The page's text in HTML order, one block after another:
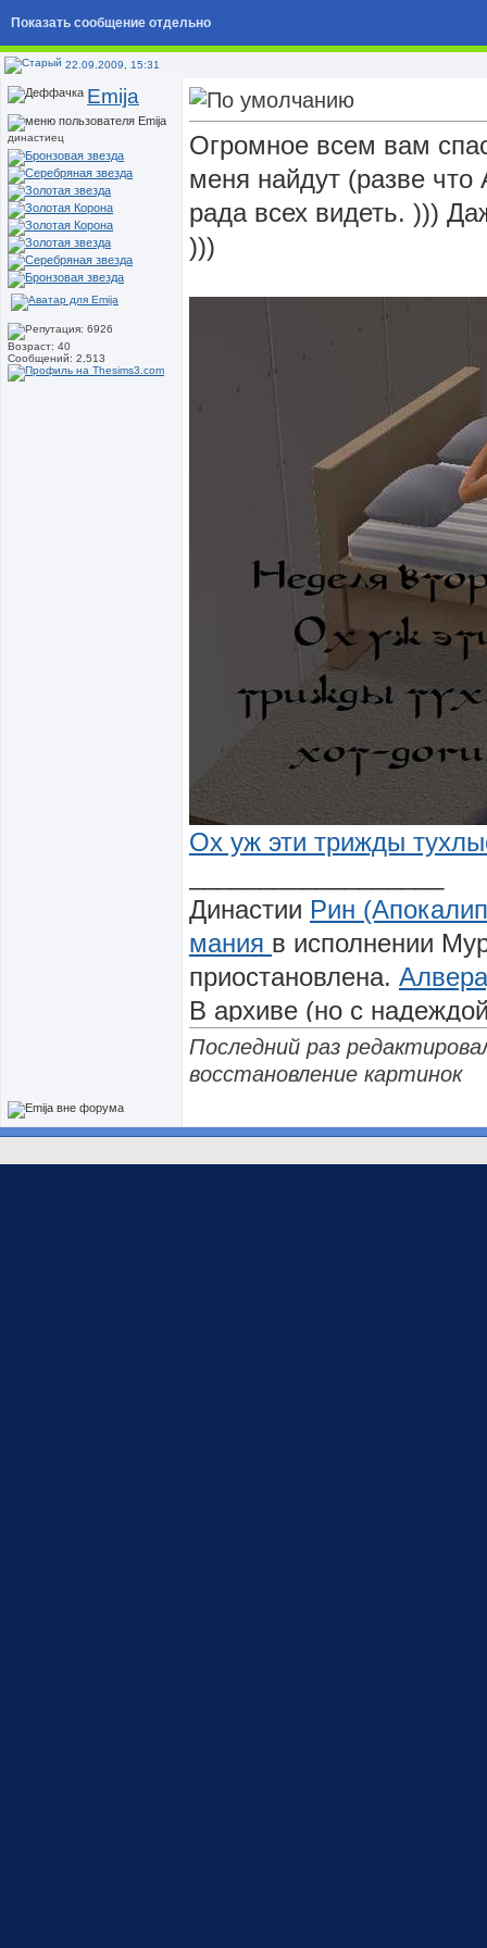
Показать сообщение отдельно
22.09.2009, 15:31
Emija
династиец
Возраст: 40
Сообщений: 2,513
Огромное всем вам
меня найдут (разве что
рада всех видеть. )))
)))
Ох уж эти трижды
Династии Рин
мания в исполнении
приостановлена.
В архиве (но с
потихонечку начинает
Последний раз
восстановление картинок